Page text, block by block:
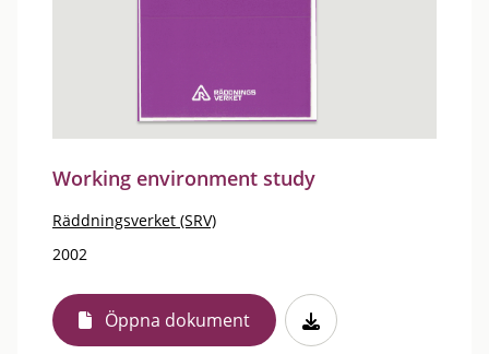
Working environment study
Räddningsverket (SRV)
2002
Öppna dokument